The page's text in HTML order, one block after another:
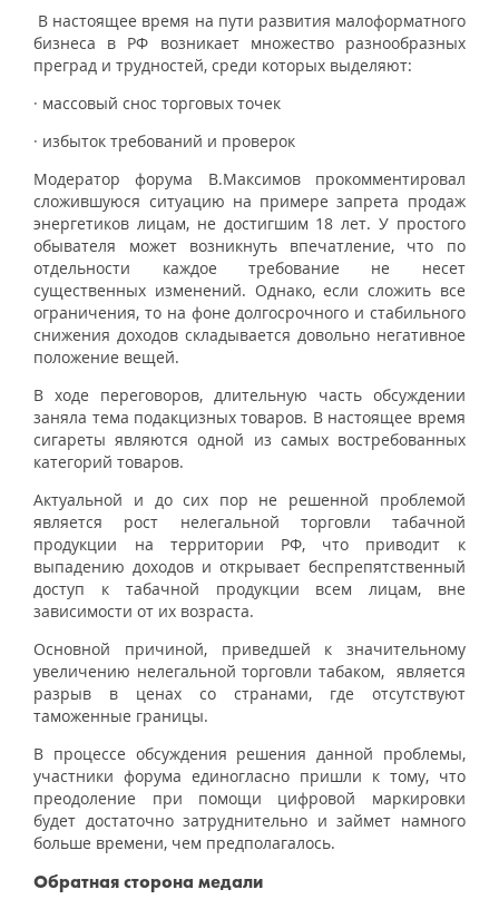
В настоящее время на пути развития малоформатного
бизнеса в РФ возникает множество разнообразных
преград и трудностей, среди которых выделяют:
· массовый снос торговых точек
· избыток требований и проверок
Модератор форума В.Максимов прокомментировал
сложившуюся ситуацию на примере запрета продаж
энергетиков лицам, не достигшим 18 лет. У простого
обывателя может возникнуть впечатление, что по
отдельности каждое требование не несет
существенных изменений. Однако, если сложить все
ограничения, то на фоне долгосрочного и стабильного
снижения доходов складывается довольно негативное
положение вещей.
В ходе переговоров, длительную часть обсуждении
заняла тема подакцизных товаров. В настоящее время
сигареты являются одной из самых востребованных
категорий товаров.
Актуальной и до сих пор не решенной проблемой
является рост нелегальной торговли табачной
продукции на территории РФ, что приводит к
выпадению доходов и открывает беспрепятственный
доступ к табачной продукции всем лицам, вне
зависимости от их возраста.
Основной причиной, приведшей к значительному
увеличению нелегальной торговли табаком, является
разрыв в ценах со странами, где отсутствуют
таможенные границы.
В процессе обсуждения решения данной проблемы,
участники форума единогласно пришли к тому, что
преодоление при помощи цифровой маркировки
будет достаточно затруднительно и займет намного
больше времени, чем предполагалось.
Обратная сторона медали